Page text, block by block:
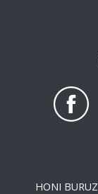
HONI BURUZ